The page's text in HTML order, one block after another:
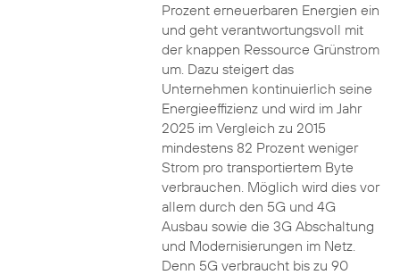
Prozent erneuerbaren Energien ein
und geht verantwortungsvoll mit
der knappen Ressource Grünstrom
um. Dazu steigert das
Unternehmen kontinuierlich seine
Energieeffizienz und wird im Jahr
2025 im Vergleich zu 2015
mindestens 82 Prozent weniger
Strom pro transportiertem Byte
verbrauchen. Möglich wird dies vor
allem durch den 5G und 4G
Ausbau sowie die 3G Abschaltung
und Modernisierungen im Netz.
Denn 5G verbraucht bis zu 90